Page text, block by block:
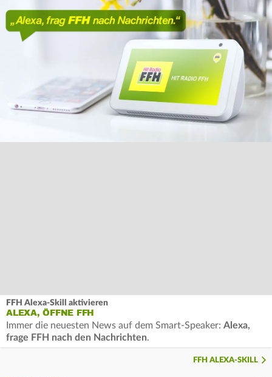
FFH Alexa-Skill aktivieren
ALEXA, ÖFFNE FFH
Immer die neuesten News auf dem Smart-Speaker: Alexa,
frage FFH nach den Nachrichten.
FFH ALEXA-SKILL